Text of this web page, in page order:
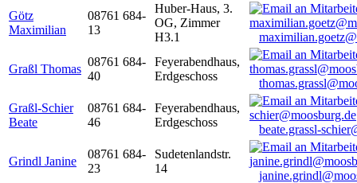
Götz
Maximilian
08761 684-
13
Huber-Haus, 3.
OG, Zimmer
H3.1
Graßl Thomas
08761 684-
40
Feyerabendhaus,
Erdgeschoss
Graßl-Schier
Beate
08761 684-
46
Feyerabendhaus,
Erdgeschoss
beate.grassl-
Grindl Janine
08761 684-
23
Sudetenlandstr.
14